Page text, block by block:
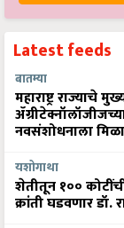
Latest feeds
बातम्या
महाराष्ट्र राज्याचे
नवसंशोधनाला
यशोगाथा
शेतीतून १००
क्रांती घडवणार डॉ.